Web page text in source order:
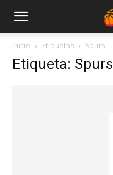
Inicio Etiquetas Spurs
Etiqueta: Spurs